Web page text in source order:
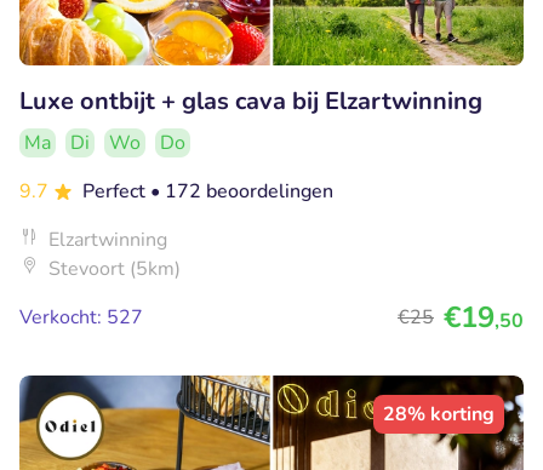
Luxe ontbijt + glas cava bij Elzartwinning
Ma Di Wo
Do
9.7
Perfect • 172 beoordelingen
Elzartwinning
Stevoort (5km)
Verkocht: 527
€25 €19,50
28% korting